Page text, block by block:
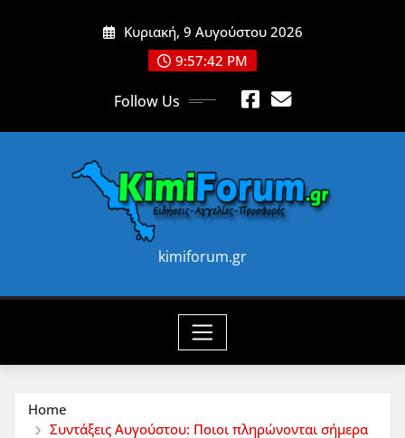
Κυριακή, 9 Αυγούστου 2026
9:57:44 PM
Follow Us
kimiforum.gr
Home
Συντάξεις Αυγούστου: Ποιοι πληρώνονται σήμερα